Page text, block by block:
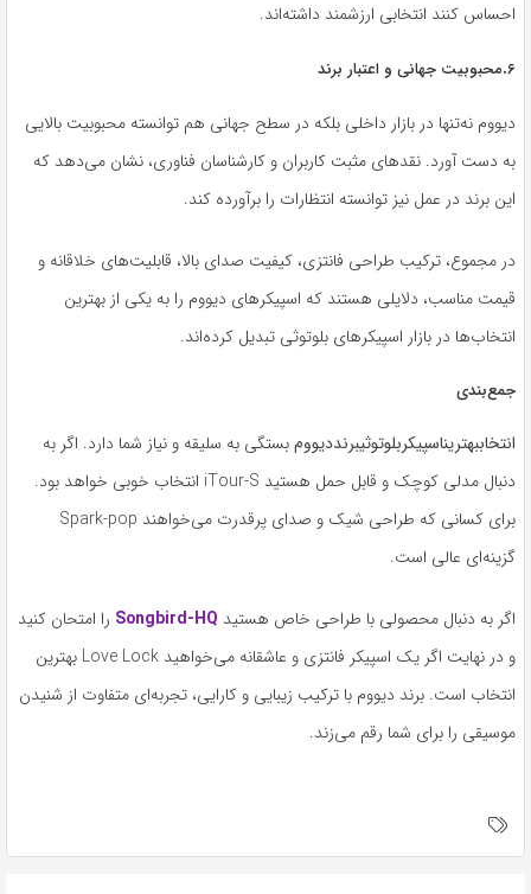
احساس کنند انتخابی ارزشمند داشته‌اند.
۶.محبوبیت جهانی و اعتبار برند
دیووم نه‌تنها در بازار داخلی بلکه در سطح جهانی هم توانسته محبوبیت بالایی
به دست آورد. نقدهای مثبت کاربران و کارشناسان فناوری، نشان می‌دهد که
این برند در عمل نیز توانسته انتظارات را برآورده کند.
در مجموع، ترکیب طراحی فانتزی، کیفیت صدای بالا، قابلیت‌های خلاقانه و
قیمت مناسب، دلایلی هستند که اسپیکرهای دیووم را به یکی از بهترین
انتخاب‌ها در بازار اسپیکرهای بلوتوثی تبدیل کرده‌اند.
جمع‌بندی
انتخاببهتریناسپیکربلوتوثیبرنددیوومبستگی به سلیقه و نیاز شما دارد. اگر به
دنبال مدلی کوچک و قابل حمل هستید iTour-S انتخاب خوبی خواهد بود.
برای کسانی که طراحی شیک و صدای پرقدرت می‌خواهند Spark-pop
گزینه‌ای عالی است.
اگر به دنبال محصولی با طراحی خاص هستید Songbird-HQ را امتحان کنید
و در نهایت اگر یک اسپیکر فانتزی و عاشقانه می‌خواهید Love Lock بهترین
انتخاب است. برند دیووم با ترکیب زیبایی و کارایی، تجربه‌ای متفاوت از شنیدن
موسیقی را برای شما رقم می‌زند.